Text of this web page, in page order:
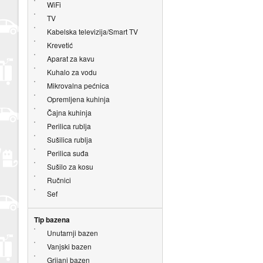
WiFi
TV
Kabelska televizija/Smart TV
Krevetić
Aparat za kavu
Kuhalo za vodu
Mikrovalna pećnica
Opremljena kuhinja
Čajna kuhinja
Perilica rublja
Sušilica rublja
Perilica suđa
Sušilo za kosu
Ručnici
Sef
Tip bazena
Unutarnji bazen
Vanjski bazen
Grijani bazen